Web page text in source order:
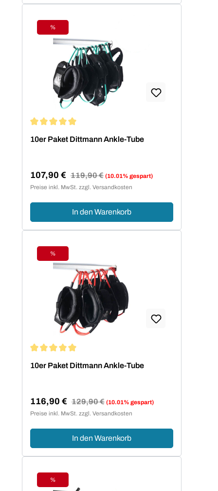
Rabatt
%
10er Paket Dittmann Ankle-Tube
Verkaufspreis:
107,90 € Regulärer Preis:
119,90 € (10.01% gespart)
Preise inkl. MwSt. zzgl. Versandkosten
In den Warenkorb
Rabatt
%
10er Paket Dittmann Ankle-Tube
Verkaufspreis:
116,90 € Regulärer Preis:
129,90 € (10.01% gespart)
Preise inkl. MwSt. zzgl. Versandkosten
In den Warenkorb
Rabatt
%